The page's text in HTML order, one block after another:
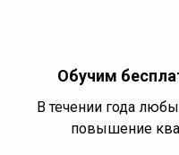
Обучим
В течении года
повышение